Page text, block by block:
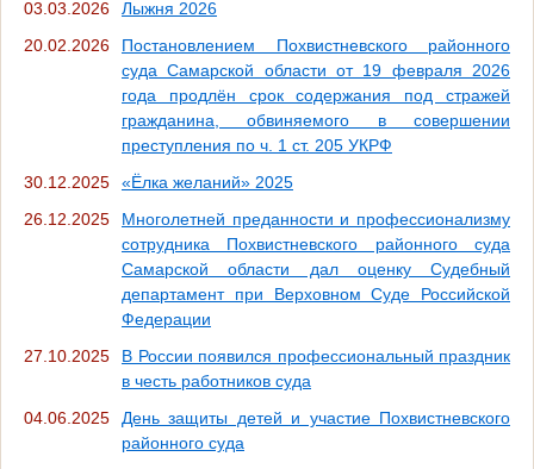
03.03.2026
Лыжня 2026
20.02.2026
Постановлением Похвистневского районного
суда Самарской области от 19 февраля 2026
года продлён срок содержания под стражей
гражданина, обвиняемого в совершении
преступления по ч. 1 ст. 205 УКРФ
30.12.2025
«Ёлка желаний» 2025
26.12.2025
Многолетней преданности и профессионализму
сотрудника Похвистневского районного суда
Самарской области дал оценку Судебный
департамент при Верховном Суде Российской
Федерации
27.10.2025
В России появился профессиональный праздник
в честь работников суда
04.06.2025
День защиты детей и участие Похвистневского
районного суда